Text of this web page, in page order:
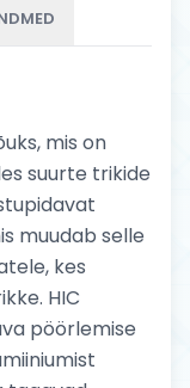
mis on
suurte trikide
muudab selle
kes
HIC
pöörlemise